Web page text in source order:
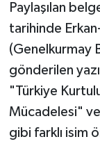
Paylaşılan
tarihinde
(Genelkurmay
gönderilen
"Türkiye
Mücadelesi"
gibi farklı isim